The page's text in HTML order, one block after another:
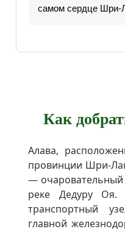
самом сердце Шри-
Как
Алава,
провинции Шри-
—
реке Дедуру Оя.
транспортный
главной